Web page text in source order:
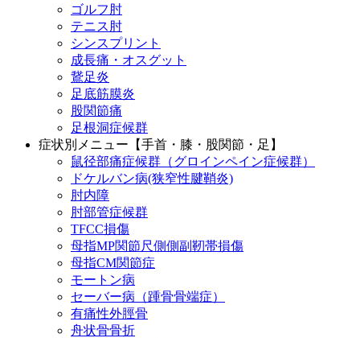
ゴルフ肘
テニス肘
シンスプリント
成長痛・オスグット
鵞足炎
足底筋膜炎
股関節痛
足根洞症候群
症状別メニュー【手首・膝・股関節・足】
鼠径部痛症候群（グロインペイン症候群）
ドケルバン病(狭窄性腱鞘炎)
肘内障
肘部管症候群
TFCC損傷
母指MP関節尺側側副靭帯損傷
母指CM関節症
モートン病
セーバー病（踵骨骨端症）
有痛性外脛骨
舟状骨骨折